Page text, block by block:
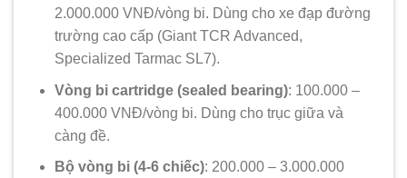
2.000.000 VNĐ/vòng bi. Dùng cho xe đạp đường
trường cao cấp (Giant TCR Advanced,
Specialized Tarmac SL7).
Vòng bi cartridge (sealed bearing): 100.000 –
400.000 VNĐ/vòng bi. Dùng cho trục giữa và
càng đề.
Bộ vòng bi (4-6 chiếc): 200.000 – 3.000.000